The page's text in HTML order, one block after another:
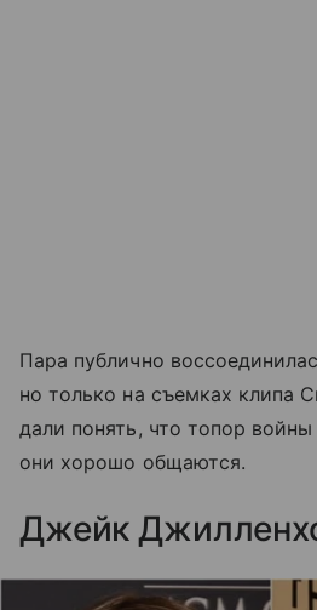
Пара публично
но только на съемках клипа
дали понять, что топор
они хорошо общаются.
Джейк